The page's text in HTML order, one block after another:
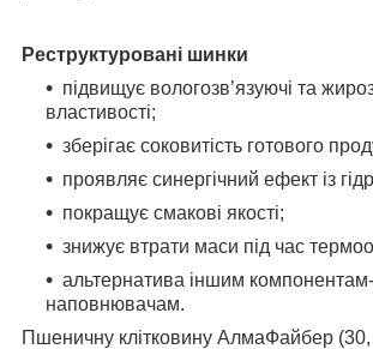
Реструктуровані шинки
підвищує вологозв’язуючі та
властивості;
зберігає соковитість готового
проявляє синергічний ефект із
покращує смакові якості;
знижує втрати маси під час
альтернатива іншим компонентам-
наповнювачам.
Пшеничну клітковину АлмаФайбер (30,